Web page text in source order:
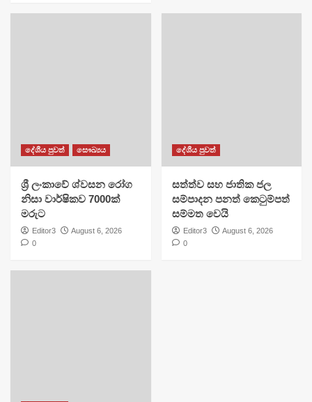
දේශීය පුවත් සෞඛ්‍යය
ශ්‍රී ලංකාවේ ශ්වසන රෝග
නිසා වාර්ෂිකව 7000ක්
මරුට
Editor3
August 6, 2026
0
දේශීය පුවත්
සත්ත්ව සහ ජාතික ජල
සම්පාදන පනත් කෙටුම්පත්
සම්මත වෙයි
Editor3
August 6, 2026
0